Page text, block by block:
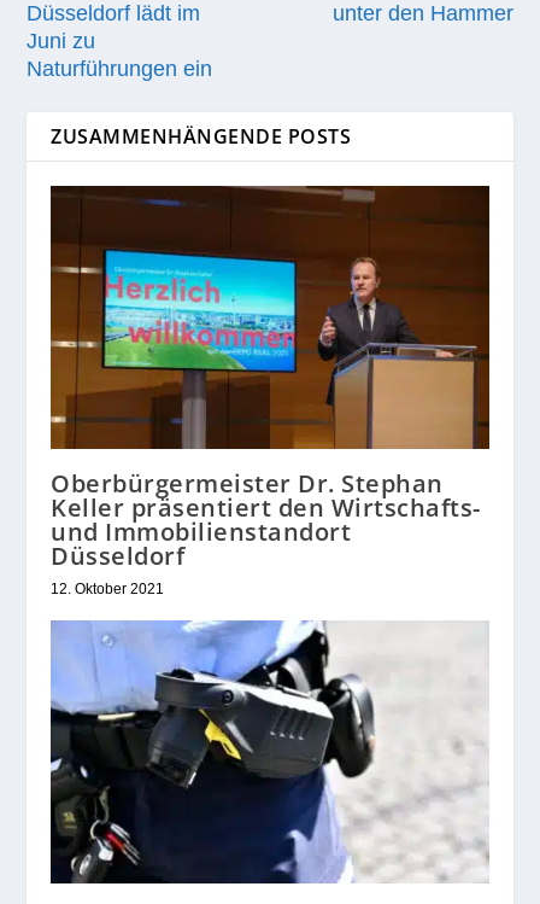
Düsseldorf lädt im
Juni zu
Naturführungen ein
unter den Hammer
ZUSAMMENHÄNGENDE POSTS
Oberbürgermeister Dr. Stephan
Keller präsentiert den Wirtschafts-
und Immobilienstandort
Düsseldorf
12. Oktober 2021